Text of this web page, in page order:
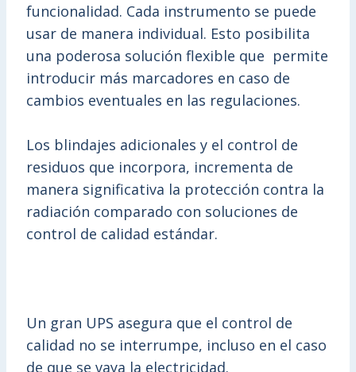
funcionalidad. Cada instrumento se puede
usar de manera individual. Esto posibilita
una poderosa solución flexible que permite
introducir más marcadores en caso de
cambios eventuales en las regulaciones.
Los blindajes adicionales y el control de
residuos que incorpora, incrementa de
manera significativa la protección contra la
radiación comparado con soluciones de
control de calidad estándar.
Un gran UPS asegura que el control de
calidad no se interrumpe, incluso en el caso
de que se vaya la electricidad.